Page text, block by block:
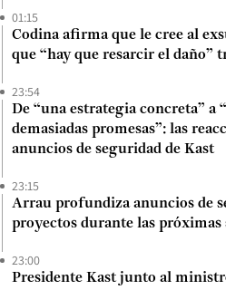
01:15
Codina afirma que le cree al
que “hay que resarcir el daño”
23:54
De “una estrategia concreta” a
demasiadas promesas”: las
anuncios de seguridad de Kast
23:15
Arrau profundiza anuncios de
proyectos durante las próximas
23:00
Presidente Kast junto al